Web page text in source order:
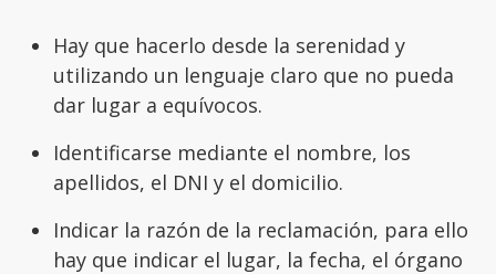
Hay que hacerlo desde la serenidad y
utilizando un lenguaje claro que no pueda
dar lugar a equívocos.
Identificarse mediante el nombre, los
apellidos, el DNI y el domicilio.
Indicar la razón de la reclamación, para ello
hay que indicar el lugar, la fecha, el órgano